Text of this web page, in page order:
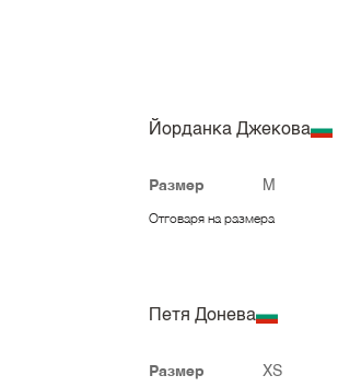
Йорданка Джекова
Размер M
Отговаря на размера
Петя Донева
Размер XS